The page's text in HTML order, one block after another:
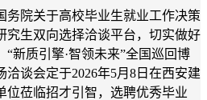
务院关于高校毕业生就业工作决策
究生双向选择洽谈平台，切实做好
“新质引擎·智领未来”全国巡回博
谈会定于2026年5月8日在西安建
位莅临招才引智，选聘优秀毕业